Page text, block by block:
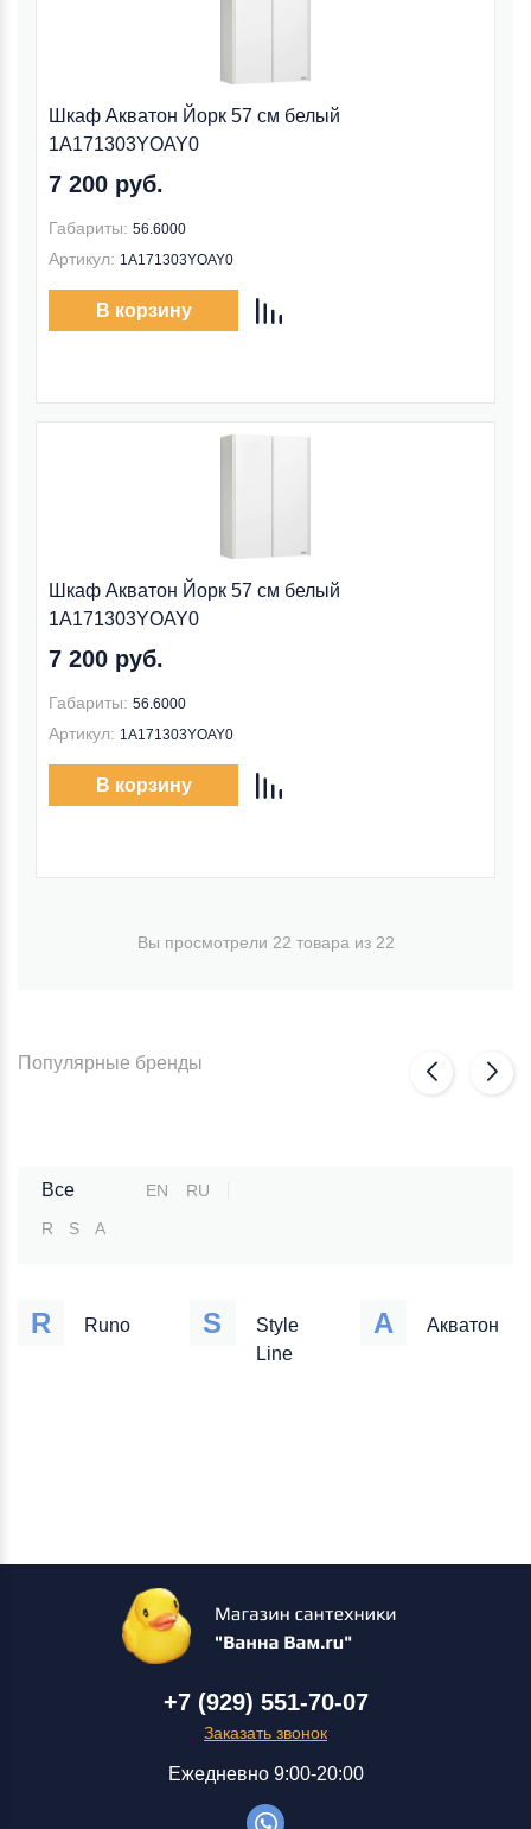
Шкаф Акватон Йорк 57 см белый
1A171303YOAY0
7 200 руб.
Габариты: 56.6000
Артикул: 1A171303YOAY0
В корзину
Шкаф Акватон Йорк 57 см белый
1A171303YOAY0
7 200 руб.
Габариты: 56.6000
Артикул: 1A171303YOAY0
В корзину
Вы просмотрели 22 товара из 22
Популярные бренды
Все EN
RU
R
S А
R Runo S
Style
Line
А Акватон
+7 (929) 551-70-07
Заказать звонок
Ежедневно 9:00-20:00